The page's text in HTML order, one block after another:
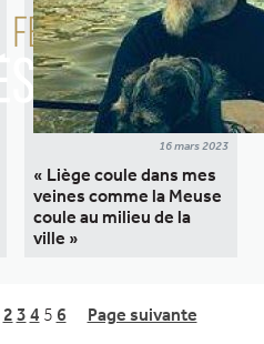
16 mars 2023
« Liège coule dans mes
veines comme la Meuse
coule au milieu de la
ville »
2 3 4 5 6 Page suivante